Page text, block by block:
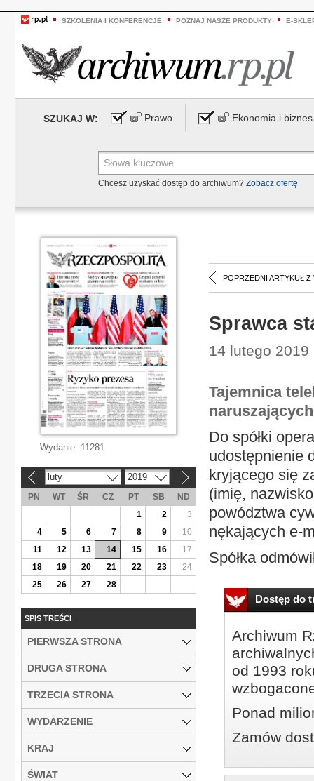
SZKOLENIA I KONFERENCJE POZNAJ NASZE PRODUKTY E-
SZUKAJ W: Prawo Ekonomia i biznes
Chcesz uzyskać dostęp do archiwum? Zobacz ofertę
POPRZEDNI ARTYKUŁ Z
Sprawca
14 lutego 2019
Tajemnica
Do spółki
udostępnienie
kryjącego się
(imię,
powództwa
nękających e-
Spółka
Dostęp do
Archiwum
od 1993
Ponad
Zamów
Wydanie: 11281
luty 2019
PN WT ŚR CZ PT SB
ND
1
2
3
4
5 6 7 8 9
10
11
12 13 14 15 16
17
18
19 20 21 22 23
24
25
26 27 28
SPIS TREŚCI
PIERWSZA STRONA
DRUGA STRONA
TRZECIA STRONA
WYDARZENIE
KRAJ
ŚWIAT